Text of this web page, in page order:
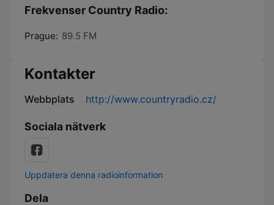
Frekvenser Country Radio:
Prague: 89.5 FM
Kontakter
Webbplats http://www.countryradio.cz/
Sociala nätverk
Uppdatera denna radioinformation
Dela